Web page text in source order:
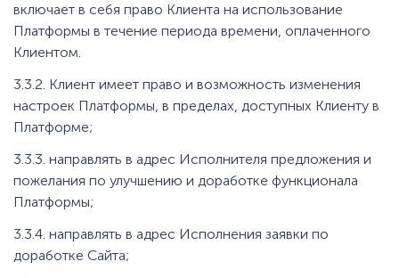
включает в себя право Клиента на использование
Платформы в течение периода времени, оплаченного
Клиентом.
3.3.2. Клиент имеет право и возможность изменения
настроек Платформы, в пределах, доступных Клиенту в
Платформе;
3.3.3. направлять в адрес Исполнителя предложения и
пожелания по улучшению и доработке функционала
Платформы;
3.3.4. направлять в адрес Исполнения заявки по
доработке Сайта;